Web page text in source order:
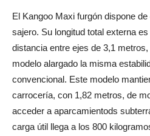
El Kangoo Maxi furgón dispone
sajero. Su longitud total externa
distancia entre ejes de 3,1
modelo alargado la misma
convencional. Este modelo
carrocería, con 1,82 metros, de
acceder a aparcamientods
carga útil llega a los 800